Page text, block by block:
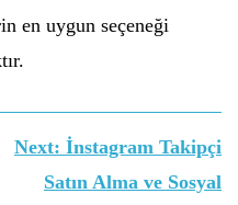
en uygun seçeneği
Next: İnstagram Takipçi
Satın Alma ve Sosyal